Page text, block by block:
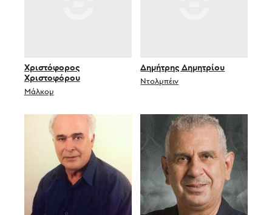
Χριστόφορος
Χριστοφόρου
Μάλκομ
Δημήτρης Δημητρίου
Ντολμπέιν